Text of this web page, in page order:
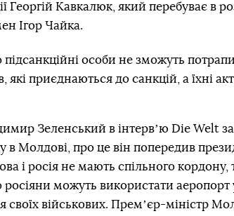
Георгій Кавкалюк, який перебуває в
Ігор Чайка.
особи не зможуть
приєднаються до санкцій, а їхні
Зеленський в інтервʼю Die Welt
в Молдові, про це він попередив
і росія не мають спільного кордону,
можуть використати аеропорт
військових. Премʼєр-міністр